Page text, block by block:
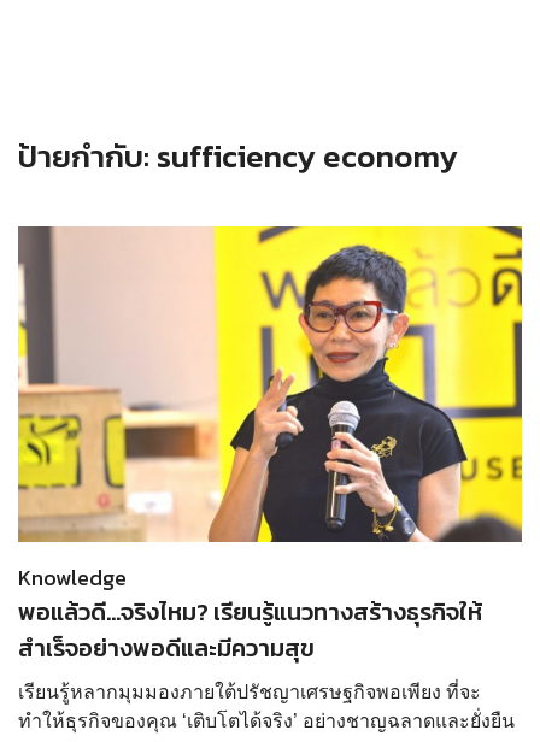
ป้ายกำกับ: sufficiency economy
Read more
Knowledge
พอแล้วดี…จริงไหม? เรียนรู้แนวทางสร้างธุรกิจให้
สำเร็จอย่างพอดีและมีความสุข
เรียนรู้หลากมุมมองภายใต้ปรัชญาเศรษฐกิจพอเพียง ที่จะ
ทำให้ธุรกิจของคุณ ‘เติบโตได้จริง’ อย่างชาญฉลาดและยั่งยืน